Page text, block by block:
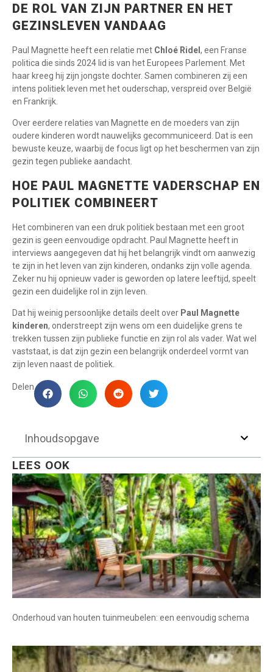
DE ROL VAN ZIJN PARTNER EN HET
GEZINSLEVEN VANDAAG
Paul Magnette heeft een relatie met Chloé Ridel , een Franse
politica die sinds 2024 lid is van het Europees Parlement. Met
haar kreeg hij zijn jongste dochter. Samen combineren zij een
intens politiek leven met het ouderschap, verspreid over België
en Frankrijk.
Over eerdere relaties van Magnette en de moeders van zijn
oudere kinderen wordt nauwelijks gecommuniceerd. Dat is een
bewuste keuze, waarbij de focus ligt op het beschermen van zijn
gezin tegen publieke aandacht.
HOE PAUL MAGNETTE VADERSCHAP EN
POLITIEK COMBINEERT
Het combineren van een druk politiek bestaan met een groot
gezin is geen eenvoudige opdracht. Paul Magnette heeft in
interviews aangegeven dat hij het belangrijk vindt om aanwezig
te zijn in het leven van zijn kinderen, ondanks zijn volle agenda.
Zeker nu hij opnieuw vader is geworden op latere leeftijd, speelt
gezin een duidelijke rol in zijn leven.
Dat hij weinig persoonlijke details deelt over Paul Magnette
kinderen, onderstreept zijn wens om een duidelijke grens te
trekken tussen zijn publieke functie en zijn rol als vader. Wat wel
vaststaat, is dat zijn gezin een belangrijk onderdeel vormt van
zijn leven naast de politiek.
Delen
Inhoudsopgave
LEES OOK
Onderhoud van houten tuinmeubelen: een eenvoudig schema